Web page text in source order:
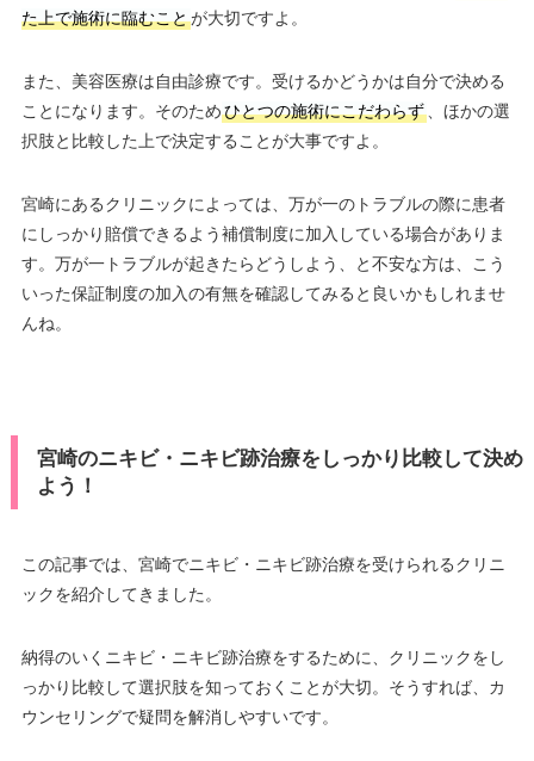
た上で施術に臨むことが大切ですよ。
また、美容医療は自由診療です。受けるかどうかは自分で決める
ことになります。そのためひとつの施術にこだわらず、ほかの選
択肢と比較した上で決定することが大事ですよ。
宮崎にあるクリニックによっては、万が一のトラブルの際に患者
にしっかり賠償できるよう補償制度に加入している場合がありま
す。万が一トラブルが起きたらどうしよう、と不安な方は、こう
いった保証制度の加入の有無を確認してみると良いかもしれませ
んね。
宮崎のニキビ・ニキビ跡治療をしっかり比較して決め
よう！
この記事では、宮崎でニキビ・ニキビ跡治療を受けられるクリニ
ックを紹介してきました。
納得のいくニキビ・ニキビ跡治療をするために、クリニックをし
っかり比較して選択肢を知っておくことが大切。そうすれば、カ
ウンセリングで疑問を解消しやすいです。